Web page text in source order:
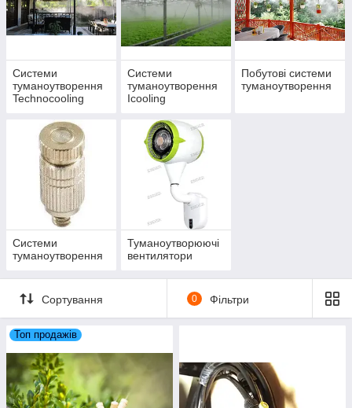
Системи
туманоутворення
Technocooling
Системи
туманоутворення
Icooling
Побутові системи
туманоутворення
Системи
туманоутворення
Туманоутворюючі
вентилятори
Сортування 0 Фільтри
Топ продажів